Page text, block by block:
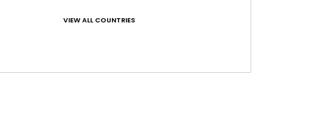
18,00 € 63% 40,00 € 63%
VIEW ALL COUNTRIES